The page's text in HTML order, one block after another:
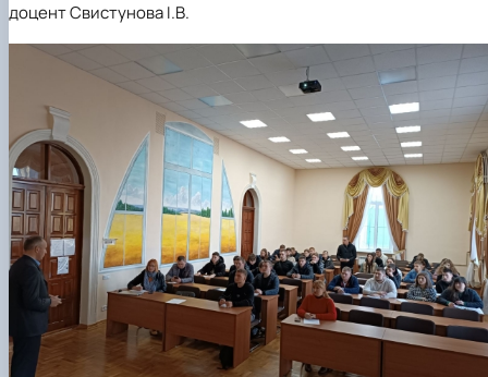
доцент Свистунова І.В.